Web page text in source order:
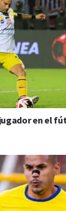
en el